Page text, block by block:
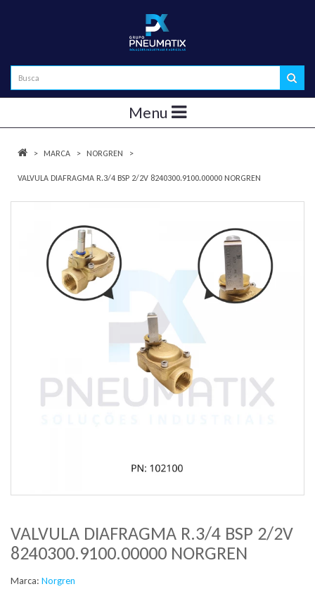
Menu
MARCA NORGREN
VALVULA DIAFRAGMA R.3/4 BSP 2/2V 8240300.9100.00000 NORGREN
VALVULA DIAFRAGMA R.3/4 BSP 2/2V
8240300.9100.00000 NORGREN
Marca: Norgren